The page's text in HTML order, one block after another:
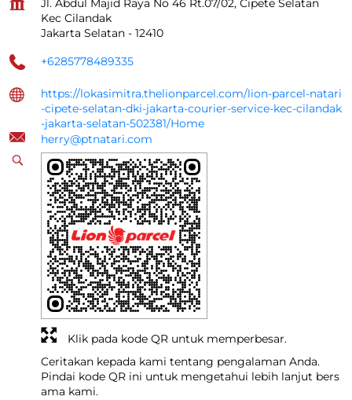
Jl. Abdul Majid Raya No 46 Rt.07/02, Cipete Selatan
Kec Cilandak
Jakarta Selatan - 12410
+6285778489335
https://lokasimitra.thelionparcel.com/lion-parcel-natari
-cipete-selatan-dki-jakarta-courier-service-kec-cilandak
-jakarta-selatan-502381/Home
herry@ptnatari.com
Ceritakan kepada kami tentang pengalaman Anda.
Pindai kode QR ini untuk mengetahui lebih lanjut bers
ama kami.
Klik pada kode QR untuk memperbesar.